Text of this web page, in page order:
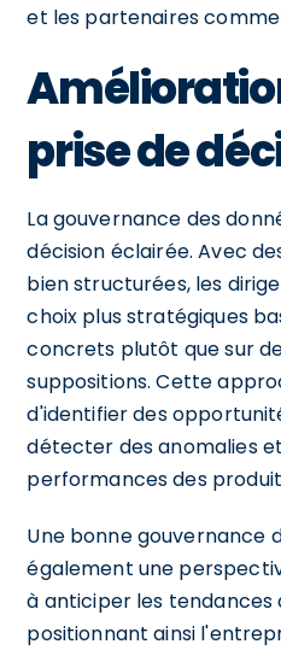
et les partenaires
prise de
La gouvernance des
décision éclairée. Avec
bien structurées, les
choix plus stratégiques
concrets plutôt que sur
suppositions. Cette
d'identifier des
détecter des anomalies
performances des
Une bonne gouvernance
également une
à anticiper les tendances
positionnant ainsi